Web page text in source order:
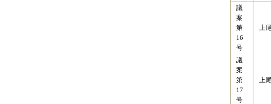
議
案
第
16
号
上
議
案
第
17
号
上